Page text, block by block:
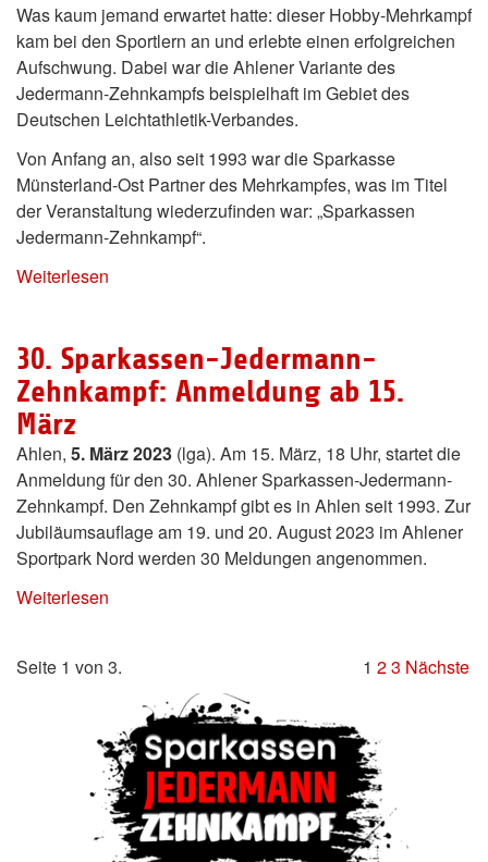
Was kaum jemand erwartet hatte: dieser Hobby-Mehrkampf
kam bei den Sportlern an und erlebte einen erfolgreichen
Aufschwung. Dabei war die Ahlener Variante des
Jedermann-Zehnkampfs beispielhaft im Gebiet des
Deutschen Leichtathletik-Verbandes.
Von Anfang an, also seit 1993 war die Sparkasse
Münsterland-Ost Partner des Mehrkampfes, was im Titel
der Veranstaltung wiederzufinden war: „Sparkassen
Jedermann-Zehnkampf“.
Weiterlesen
30. Sparkassen-Jedermann-
Zehnkampf: Anmeldung ab 15.
März
Ahlen, 5. März 2023 (lga). Am 15. März, 18 Uhr, startet die
Anmeldung für den 30. Ahlener Sparkassen-Jedermann-
Zehnkampf. Den Zehnkampf gibt es in Ahlen seit 1993. Zur
Jubiläumsauflage am 19. und 20. August 2023 im Ahlener
Sportpark Nord werden 30 Meldungen angenommen.
Weiterlesen
Seite 1 von 3. 1 23 Nächste